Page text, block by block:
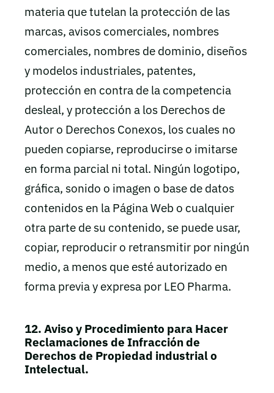
materia que tutelan la protección de las
marcas, avisos comerciales, nombres
comerciales, nombres de dominio, diseños
y modelos industriales, patentes,
protección en contra de la competencia
desleal, y protección a los Derechos de
Autor o Derechos Conexos, los cuales no
pueden copiarse, reproducirse o imitarse
en forma parcial ni total. Ningún logotipo,
gráfica, sonido o imagen o base de datos
contenidos en la Página Web o cualquier
otra parte de su contenido, se puede usar,
copiar, reproducir o retransmitir por ningún
medio, a menos que esté autorizado en
forma previa y expresa por LEO Pharma.
12. Aviso y Procedimiento para Hacer
Reclamaciones de Infracción de
Derechos de Propiedad industrial o
Intelectual.